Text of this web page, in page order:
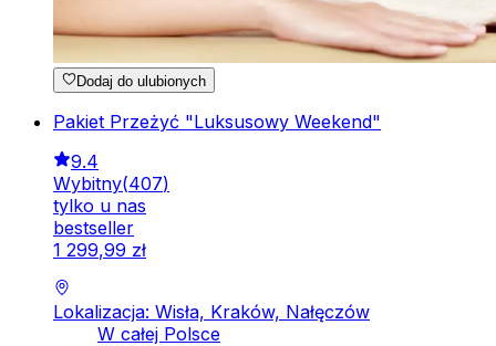
Dodaj do ulubionych
Pakiet Przeżyć "Luksusowy Weekend"
9.4
Wybitny(407)
tylko u nas
bestseller
1 299,99 zł
Lokalizacja: Wisła, Kraków, Nałęczów
W całej Polsce